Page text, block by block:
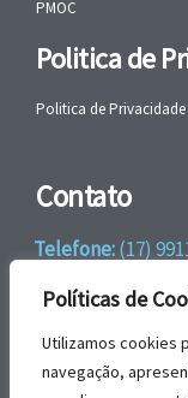
Políticas de
Utilizamos cookies
navegação,
PMOC
Politica de
Politica de Privacidade
Contato
Telefone:(17)
WhatsApp:+55
email: